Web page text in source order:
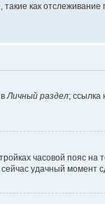
как
Личный раздел; ссылка
часовой пояс на
удачный момент